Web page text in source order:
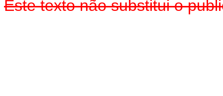
Este texto não substitui o